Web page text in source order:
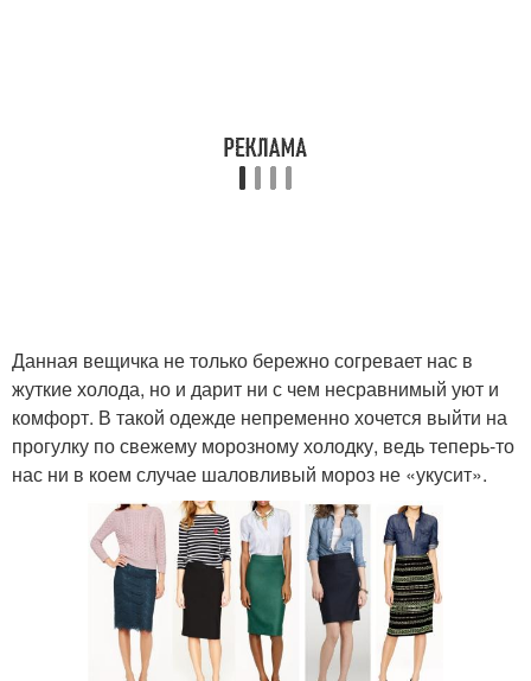
Данная вещичка не только бережно согревает нас в
жуткие холода, но и дарит ни с чем несравнимый уют и
комфорт. В такой одежде непременно хочется выйти на
прогулку по свежему морозному холодку, ведь теперь-то
нас ни в коем случае шаловливый мороз не «укусит».